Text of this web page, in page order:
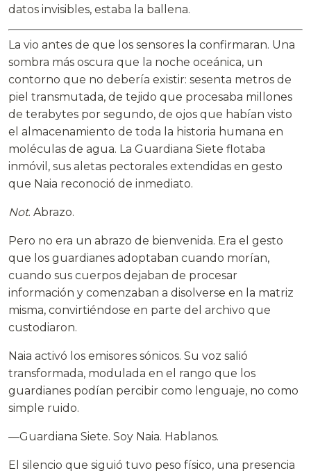
datos invisibles, estaba la ballena.
La vio antes de que los sensores la confirmaran. Una
sombra más oscura que la noche oceánica, un
contorno que no debería existir: sesenta metros de
piel transmutada, de tejido que procesaba millones
de terabytes por segundo, de ojos que habían visto
el almacenamiento de toda la historia humana en
moléculas de agua. La Guardiana Siete flotaba
inmóvil, sus aletas pectorales extendidas en gesto
que Naia reconoció de inmediato.
Not. Abrazo.
Pero no era un abrazo de bienvenida. Era el gesto
que los guardianes adoptaban cuando morían,
cuando sus cuerpos dejaban de procesar
información y comenzaban a disolverse en la matriz
misma, convirtiéndose en parte del archivo que
custodiaron.
Naia activó los emisores sónicos. Su voz salió
transformada, modulada en el rango que los
guardianes podían percibir como lenguaje, no como
simple ruido.
—Guardiana Siete. Soy Naia. Hablanos.
El silencio que siguió tuvo peso físico, una presencia